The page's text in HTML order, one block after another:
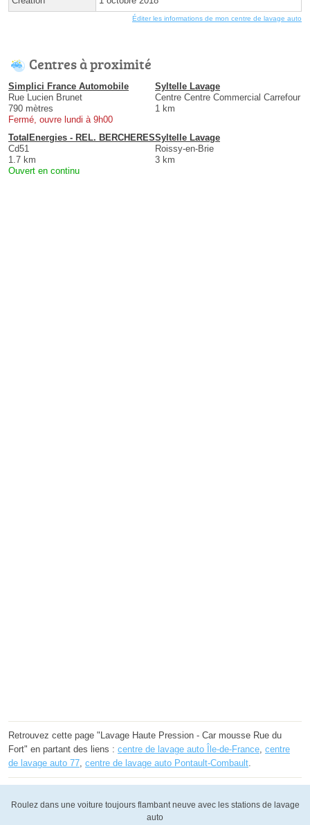
Éditer les informations de mon centre de lavage auto
Centres à proximité
Simplici France Automobile
Rue Lucien Brunet
790 mètres
Fermé, ouvre lundi à 9h00
Syltelle Lavage
Centre Centre Commercial Carrefour
1 km
TotalEnergies - REL. BERCHERES
Cd51
1.7 km
Ouvert en continu
Syltelle Lavage
Roissy-en-Brie
3 km
Retrouvez cette page "Lavage Haute Pression - Car mousse Rue du
Fort" en partant des liens : centre de lavage auto Île-de-France, centre
de lavage auto 77, centre de lavage auto Pontault-Combault.
Roulez dans une voiture toujours flambant neuve avec les stations de lavage
auto